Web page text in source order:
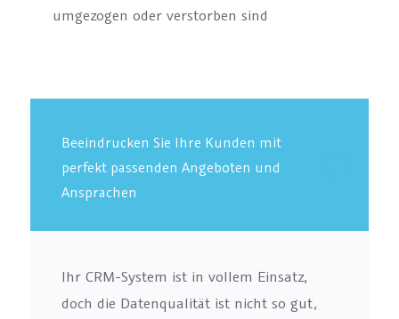
umgezogen oder verstorben sind
Beeindrucken Sie Ihre Kunden mit
perfekt passenden Angeboten und
Ansprachen
Ihr CRM-System ist in vollem Einsatz,
doch die Datenqualität ist nicht so gut,